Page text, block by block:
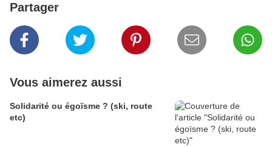
Partager
Vous aimerez aussi
Solidarité ou égoïsme ? (ski, route
etc)